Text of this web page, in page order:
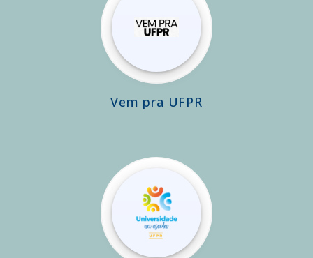
Vem pra UFPR